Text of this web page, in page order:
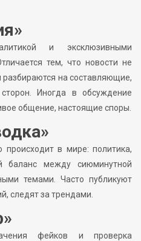
и эксклюзивными
тем, что новости не
разбираются на составляющие,
Иногда в обсуждение
общение, настоящие споры.
в мире: политика,
баланс между сиюминутной
темами. Часто публикуют
следят за трендами.
фейков и проверка